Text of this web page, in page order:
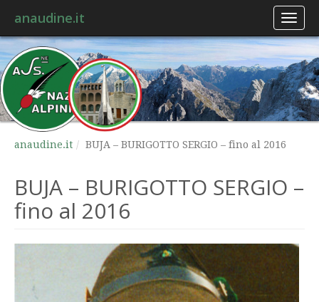
anaudine.it
anaudine.it BUJA – BURIGOTTO SERGIO – fino al 2016
BUJA – BURIGOTTO SERGIO –
fino al 2016